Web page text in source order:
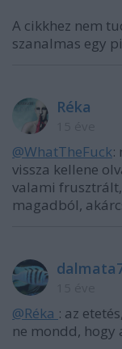
A cikkhez nem
szanalmas egy
Réka ‎
@WhatTheFuck:
vissza kellene
valami
magadból,
@Réka ‎ : az
ne mondd, hogy